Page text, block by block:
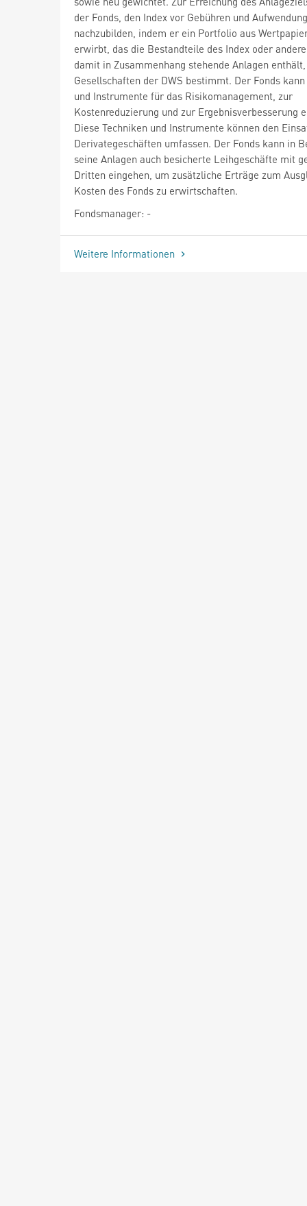
der Fonds, den Index vor Gebühren und
nachzubilden, indem er ein Portfolio aus
erwirbt, das die Bestandteile des Index oder
damit in Zusammenhang stehende Anlagen
Gesellschaften der DWS bestimmt. Der Fonds
und Instrumente für das Risikomanagement, zur
Kostenreduzierung und zur Ergebnisverbesserung
Diese Techniken und Instrumente können den
Derivategeschäften umfassen. Der Fonds kann in
seine Anlagen auch besicherte Leihgeschäfte mit
Dritten eingehen, um zusätzliche Erträge zum
Kosten des Fonds zu erwirtschaften.
Fondsmanager: -
Weitere Informationen